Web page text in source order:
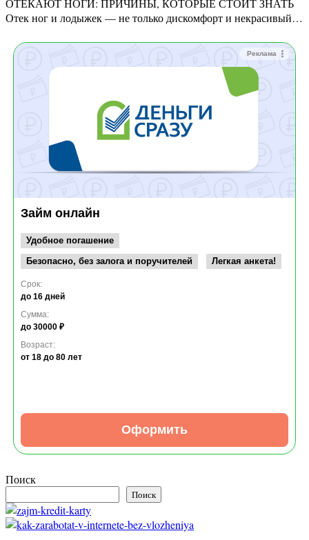
ОТЕКАЮТ НОГИ: ПРИЧИНЫ, КОТОРЫЕ СТОИТ ЗНАТЬ
Отек ног и лодыжек — не только дискомфорт и некрасивый…
Реклама
Займ онлайн
Удобное погашение
Безопасно, без залога и поручителей
Легкая анкета!
Срок:
до 16 дней
Сумма:
до 30000 ₽
Возраст:
от 18 до 80 лет
Оформить
Поиск
Поиск